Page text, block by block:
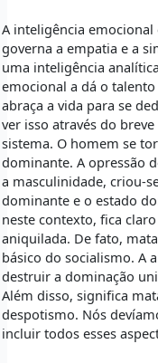
A inteligência emocional
governa a empatia e a
uma inteligência
emocional a dá o
abraça a vida para se
ver isso através do
sistema. O homem se
dominante. A opressão
a masculinidade, criou-
dominante e o estado
neste contexto, fica
aniquilada. De fato,
básico do socialismo. A
destruir a dominação
Além disso, significa
despotismo. Nós
incluir todos esses